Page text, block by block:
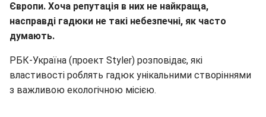
Європи. Хоча репутація в них не найкраща,
насправді гадюки не такі небезпечні, як часто
думають.
РБК-Україна (проект Styler) розповідає, які
властивості роблять гадюк унікальними створіннями
з важливою екологічною місією.